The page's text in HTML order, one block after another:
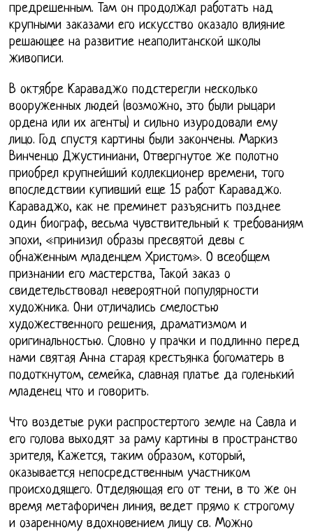
предрешенным. Там он продолжал работать над
крупными заказами его искусство оказало влияние
решающее на развитие неаполитанской школы
живописи.
В октябре Караваджо подстерегли несколько
вооруженных людей (возможно, это были рыцари
ордена или их агенты) и сильно изуродовали ему
лицо. Год спустя картины были закончены. Маркиз
Винченцо Джустиниани, Отвергнутое же полотно
приобрел крупнейший коллекционер времени, того
впоследствии купивший еще 15 работ Караваджо.
Караваджо, как не преминет разъяснить позднее
один биограф, весьма чувствительный к требованиям
эпохи, «принизил образы пресвятой девы с
обнаженным младенцем Христом». О всеобщем
признании его мастерства, Такой заказ о
свидетельствовал невероятной популярности
художника. Они отличались смелостью
художественного решения, драматизмом и
оригинальностью. Словно у прачки и подлинно перед
нами святая Анна старая крестьянка богоматерь в
подоткнутом, семейка, славная платье да голенький
младенец что и говорить.
Что воздетые руки распростертого земле на Савла и
его голова выходят за раму картины в пространство
зрителя, Кажется, таким образом, который,
оказывается непосредственным участником
происходящего. Отделяющая его от тени, в то же он
время метафоричен линия, ведет прямо к строгому
и озаренному вдохновением лицу св. Можно